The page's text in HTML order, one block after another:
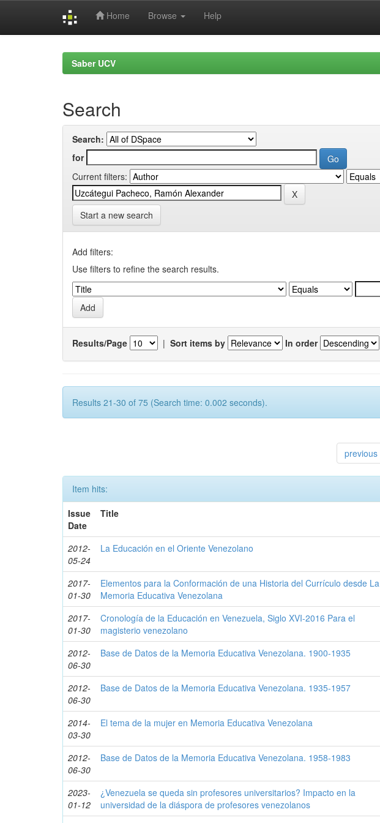
Home Browse Help
Saber UCV
Search
Search:
for
Current filters:
Start a new search
Add filters:
Use filters to refine the search results.
Results/Page | Sort items by In order
Results 21-30 of 75 (Search time: 0.002 seconds).
previous
Item hits:
Issue
Date
Title
2012-
05-24
La Educación en el Oriente Venezolano
2017-
01-30
Elementos para la Conformación de una Historia del Currículo desde La
Memoria Educativa Venezolana
2017-
01-30
Cronología de la Educación en Venezuela, Siglo XVI-2016 Para el
magisterio venezolano
2012-
06-30
Base de Datos de la Memoria Educativa Venezolana. 1900-1935
2012-
06-30
Base de Datos de la Memoria Educativa Venezolana. 1935-1957
2014-
03-30
El tema de la mujer en Memoria Educativa Venezolana
2012-
06-30
Base de Datos de la Memoria Educativa Venezolana. 1958-1983
2023-
01-12
¿Venezuela se queda sin profesores universitarios? Impacto en la
universidad de la diáspora de profesores venezolanos